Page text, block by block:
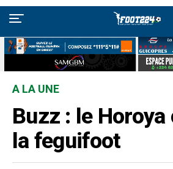
A LA UNE
Buzz : le
la feguifoot